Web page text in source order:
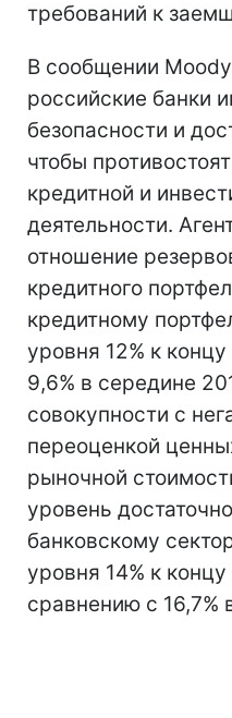
требований к
В сообщении
российские банки
безопасности и
чтобы
кредитной и
деятельности.
отношение
кредитного
кредитному
уровня 12% к
9,6% в середине
совокупности с
переоценкой
рыночной
уровень
банковскому
уровня 14% к концу
сравнению с 16,7%